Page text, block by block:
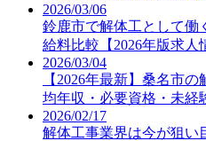
2026/03/06
鈴鹿市で解体工として働
給料比較【2026年版求人
2026/03/04
【2026年最新】桑名市
均年収・必要資格・未経
2026/02/17
解体工事業界は今が狙い